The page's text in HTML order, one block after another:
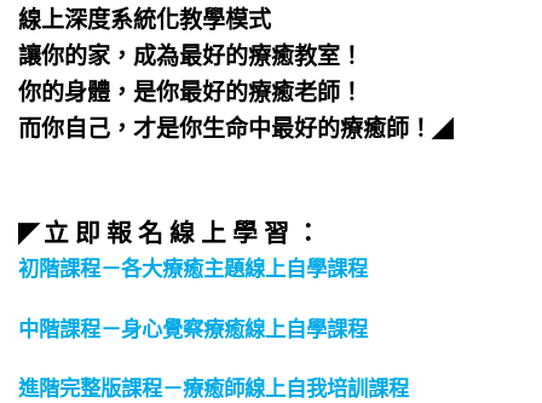
線上深度系統化教學模式
讓你的家，成為最好的療癒教室！
你的身體，是你最好的療癒老師！
而你自己，才是你生命中最好的療癒師！ ◢
◤立 即 報 名 線 上 學 習 ：
初階課程－各大療癒主題線上自學課程
中階課程－身心覺察療癒線上自學課程
進階完整版課程－療癒師線上自我培訓課程